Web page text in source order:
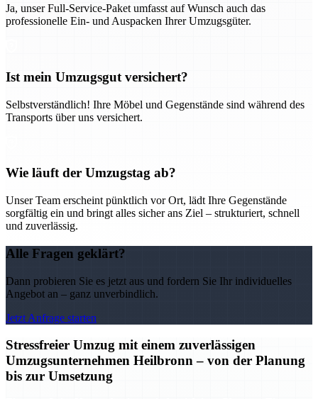
Ja, unser Full-Service-Paket umfasst auf Wunsch auch das
professionelle Ein- und Auspacken Ihrer Umzugsgüter.
Ist mein Umzugsgut versichert?
Selbstverständlich! Ihre Möbel und Gegenstände sind während des
Transports über uns versichert.
Wie läuft der Umzugstag ab?
Unser Team erscheint pünktlich vor Ort, lädt Ihre Gegenstände
sorgfältig ein und bringt alles sicher ans Ziel – strukturiert, schnell
und zuverlässig.
Alle Fragen geklärt?
Dann probieren Sie es jetzt aus und fordern Sie Ihr individuelles
Angebot an – ganz unverbindlich.
Jetzt Anfrage starten
Stressfreier Umzug mit einem zuverlässigen
Umzugsunternehmen Heilbronn – von der Planung
bis zur Umsetzung